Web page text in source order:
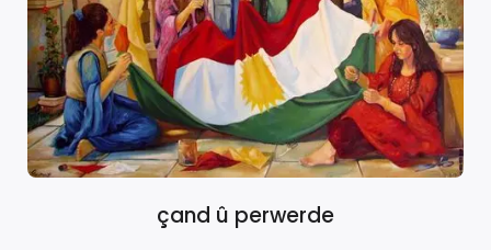
çand û perwerde